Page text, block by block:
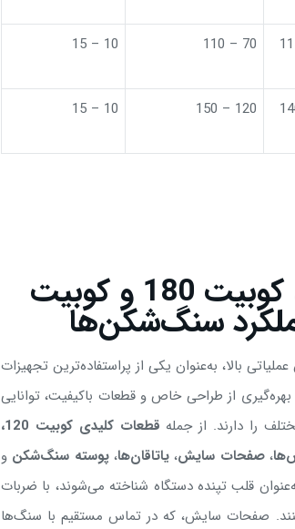
70 – 110
10 – 15
120 – 150
10 – 15
قطعات کوبیت 120، کوبیت 180 و کوبیت
بالا، به‌عنوان یکی از پراستفاده‌ترین تجهیزات
از طراحی خاص و قطعات باکیفیت، توانایی
را دارند. از جمله قطعات کلیدی کوبیت 120،
،صفحات سایش،یاتاقان‌ها،پوسته سنگ‌شکن و
قلب تپنده دستگاه شناخته می‌شوند، با ضربات
صفحات سایش، که در تماس مستقیم با سنگ‌ها